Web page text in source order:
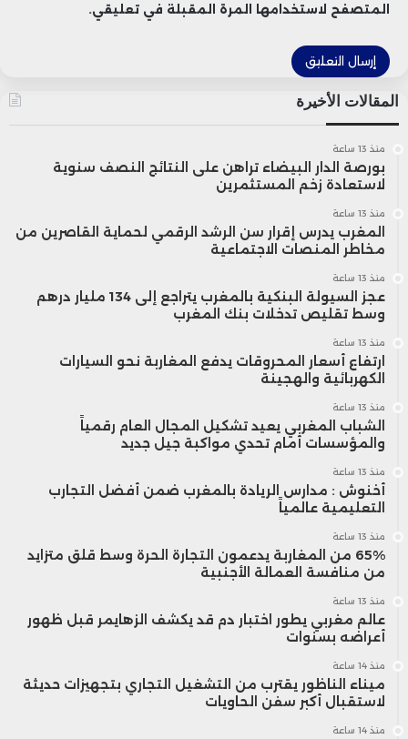
المتصفح لاستخدامها المرة المقبلة في تعليقي.
المقالات الأخيرة
منذ 13 ساعة
بورصة الدار البيضاء تراهن على النتائج النصف سنوية
لاستعادة زخم المستثمرين
منذ 13 ساعة
المغرب يدرس إقرار سن الرشد الرقمي لحماية القاصرين من
مخاطر المنصات الاجتماعية
منذ 13 ساعة
عجز السيولة البنكية بالمغرب يتراجع إلى 134 مليار درهم
وسط تقليص تدخلات بنك المغرب
منذ 13 ساعة
ارتفاع أسعار المحروقات يدفع المغاربة نحو السيارات
الكهربائية والهجينة
منذ 13 ساعة
الشباب المغربي يعيد تشكيل المجال العام رقمياً
والمؤسسات أمام تحدي مواكبة جيل جديد
منذ 13 ساعة
أخنوش : مدارس الريادة بالمغرب ضمن أفضل التجارب
التعليمية عالمياً
منذ 13 ساعة
65% من المغاربة يدعمون التجارة الحرة وسط قلق متزايد
من منافسة العمالة الأجنبية
منذ 13 ساعة
عالم مغربي يطور اختبار دم قد يكشف الزهايمر قبل ظهور
أعراضه بسنوات
منذ 14 ساعة
ميناء الناظور يقترب من التشغيل التجاري بتجهيزات حديثة
لاستقبال أكبر سفن الحاويات
منذ 14 ساعة